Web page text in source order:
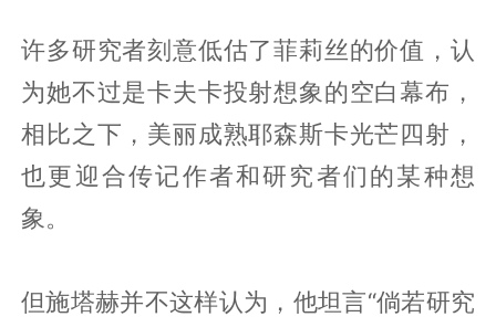
许多研究者刻意低估了菲莉丝的价值，认
为她不过是卡夫卡投射想象的空白幕布，
相比之下，美丽成熟耶森斯卡光芒四射，
也更迎合传记作者和研究者们的某种想
象。
但施塔赫并不这样认为，他坦言“倘若研究